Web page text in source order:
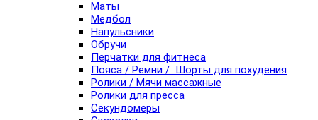
Маты
Медбол
Напульсники
Обручи
Перчатки для фитнеса
Пояса / Ремни / Шорты для похудения
Ролики / Мячи массажные
Ролики для пресса
Секундомеры